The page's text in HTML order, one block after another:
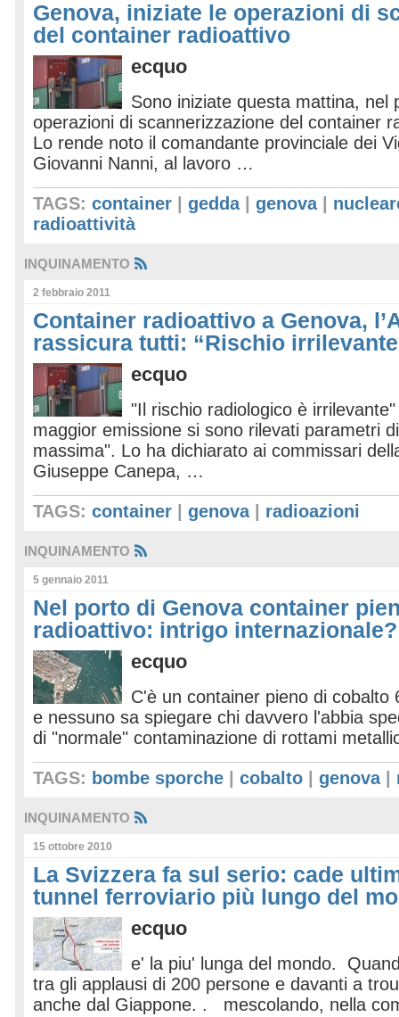
Genova, iniziate le operazioni di
del container radioattivo
ecquo
Sono iniziate questa mattina, nel
operazioni di scannerizzazione del container
Lo rende noto il comandante provinciale dei
Giovanni Nanni, al lavoro …
TAGS: container gedda| genova|
radioattività
INQUINAMENTO
2 febbraio 2011
Container radioattivo a Genova,
rassicura tutti: “Rischio
ecquo
"Il rischio radiologico è
maggior emissione si sono rilevati parametri
massima". Lo ha dichiarato ai commissari
Giuseppe Canepa, …
TAGS: container genova| radioazioni
INQUINAMENTO
5 gennaio 2011
Nel porto di Genova container
radioattivo: intrigo internazionale?
ecquo
C'è un container pieno di cobalto
e nessuno sa spiegare chi davvero l'abbia
di "normale" contaminazione di rottami
TAGS: bombe sporche cobalto genova|
INQUINAMENTO
15 ottobre 2010
La Svizzera fa sul serio: cade
tunnel ferroviario più lungo del
ecquo
e' la piu' lunga del mondo.
tra gli applausi di 200 persone e davanti a
anche dal Giappone. . mescolando, nella